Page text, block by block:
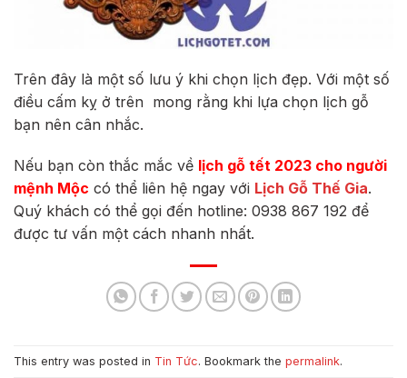
Trên đây là một số lưu ý khi chọn lịch đẹp. Với một số
điều cấm kỵ ở trên mong rằng khi lựa chọn lịch gỗ
bạn nên cân nhắc.
Nếu bạn còn thắc mắc về lịch gỗ tết 2023 cho người
mệnh Mộc có thể liên hệ ngay với Lịch Gỗ Thế Gia.
Quý khách có thể gọi đến hotline: 0938 867 192 để
được tư vấn một cách nhanh nhất.
This entry was posted in Tin Tức. Bookmark the permalink.